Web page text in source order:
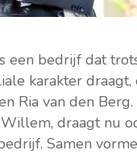
een bedrijf dat
karakter draagt,
Ria van den
draagt nu
Samen